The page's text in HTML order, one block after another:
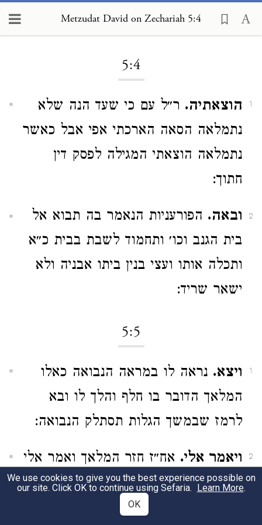
Metzudat David on Zechariah 5:4
5:4
1 הוצאתיה. ר״ל עם כי שעד הנה שלא
נתמלאה הסאה הארכתי אפי אבל כאשר
נתמלאה הוצאתי המגילה לפסק דין
חתוך:
2 ובאה. הפורעניות הנאמר בה תבוא אל
בית הגנב וכו׳ ותחמוד לשבת בבית כ״א
ותכלה אותו ועצי בנין ביתו אבניה ולא
ישאר שריד:
5:5
1 ויצא. נראה לו במראה הנבואה כאלו
המלאך הדובר בו חלף והלך לו ובא
לרמז שבמשך הגלות תסתלק הנבואה:
2 ויאמר אלי. אח״ז חזר המלאך ואמר אלי
שא עיניך וראה מה היא הדבר היוצאת
We use cookies to give you the best experience possible on
our site. Click OK to continue using Sefaria. Learn More.
OK